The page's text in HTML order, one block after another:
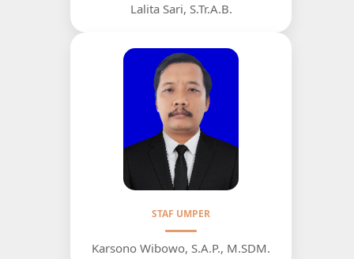
Lalita Sari, S.Tr.A.B.
STAF UMPER
Karsono Wibowo, S.A.P., M.SDM.